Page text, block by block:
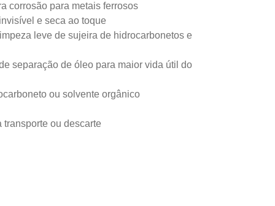
corrosão para metais ferrosos
e seca ao toque
leve de sujeira de hidrocarbonetos e
separação de óleo para maior vida útil do
ou solvente orgânico
transporte ou descarte